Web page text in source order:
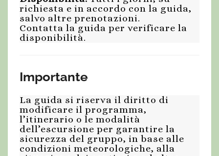
richiesta e in accordo con la guida,
salvo altre prenotazioni.
Contatta la guida per verificare la
disponibilità.
Importante
La guida si riserva il diritto di
modificare il programma,
l’itinerario o le modalità
dell’escursione per garantire la
sicurezza del gruppo, in base alle
condizioni meteorologiche, alla